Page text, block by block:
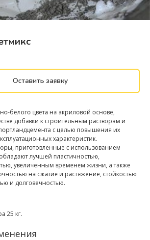
Оставить заявку
белого цвета на акриловой основе,
добавки к строительным растворам и
с целью повышения их
характеристик.
приготовленные с использованием
лучшей пластичностью,
увеличенным временем жизни, а также
на сжатие и растяжение, стойкостью
и долговечностью.
25 кг.